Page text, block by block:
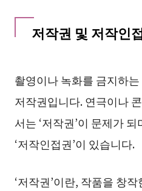
저작권 및 저작인
촬영이나 녹화를 금지하
저작권입니다. 연극이나
서는 ‘저작권’이 문제가
‘저작인접권’이 있습니다.
‘저작권’이란, 작품을 창